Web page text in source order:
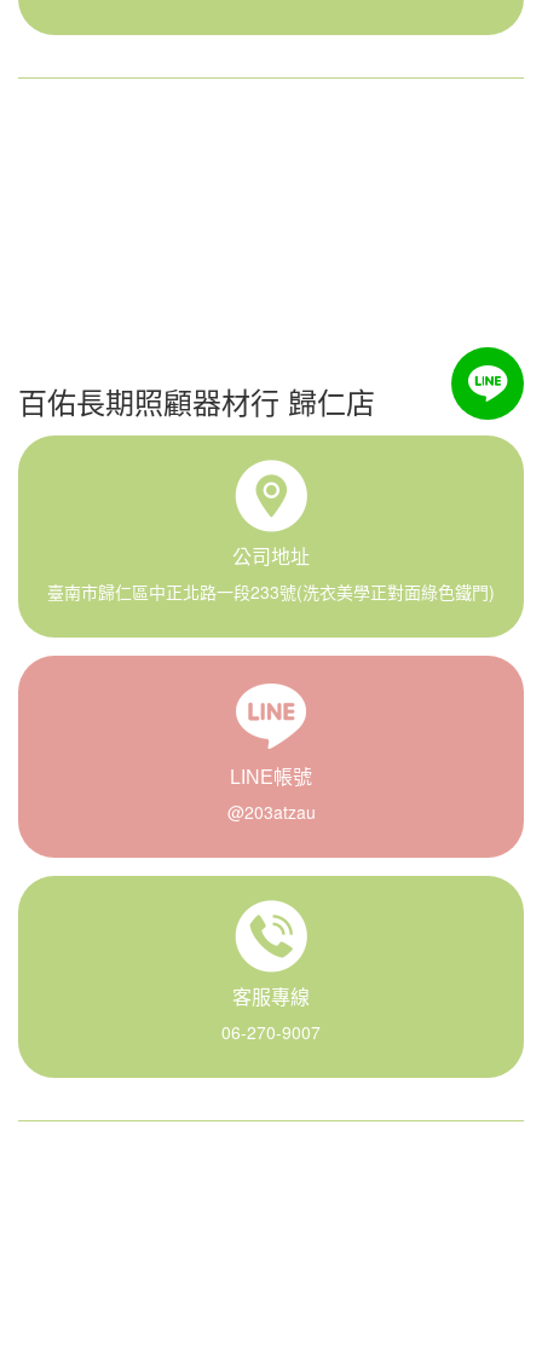
百佑長期照顧器材行 歸仁店
公司地址
臺南市歸仁區中正北路一段233號(洗衣美學正對面綠色鐵門)
LINE帳號
@203atzau
客服專線
06-270-9007